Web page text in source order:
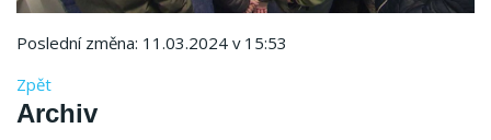
Poslední změna: 11.03.2024 v 15:53
Zpět
Archiv